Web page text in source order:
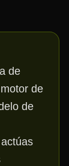
de
de
de